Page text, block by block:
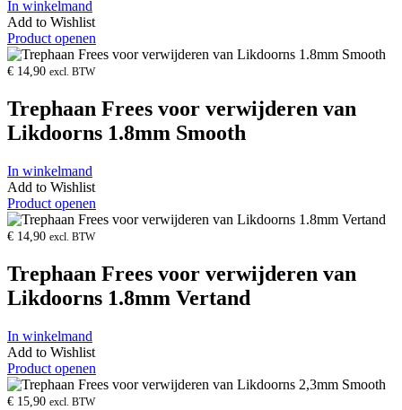
In winkelmand
Add to Wishlist
Product openen
€ 14,90 excl. BTW
Trephaan Frees voor verwijderen van
Likdoorns 1.8mm Smooth
In winkelmand
Add to Wishlist
Product openen
€ 14,90 excl. BTW
Trephaan Frees voor verwijderen van
Likdoorns 1.8mm Vertand
In winkelmand
Add to Wishlist
Product openen
€ 15,90 excl. BTW